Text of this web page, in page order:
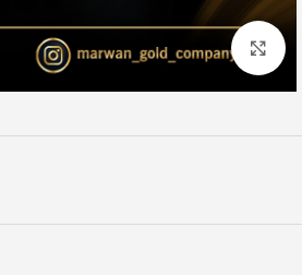
Click to enlarge